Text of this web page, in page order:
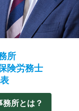
所
険労務士
務所とは？